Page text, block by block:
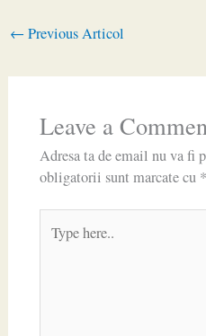
← Previous Articol
Leave a
Adresa ta de email nu va fi
obligatorii sunt marcate cu *
here..